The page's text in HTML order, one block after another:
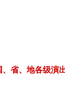
、地各级演